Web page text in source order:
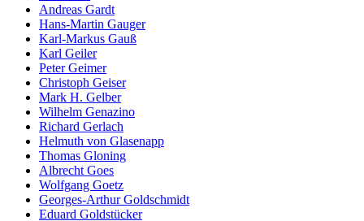
Andreas Gardt
Hans-Martin Gauger
Karl-Markus Gauß
Karl Geiler
Peter Geimer
Christoph Geiser
Mark H. Gelber
Wilhelm Genazino
Richard Gerlach
Helmuth von Glasenapp
Thomas Gloning
Albrecht Goes
Wolfgang Goetz
Georges-Arthur Goldschmidt
Eduard Goldstücker